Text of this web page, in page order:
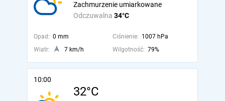
Odczuwalna 34°C
Zachmurzenie umiarkowane
Opad: 0 mm Ciśnienie: 1007 hPa
Wiatr:
7 km/h Wilgotność: 79%
10:00
32°C